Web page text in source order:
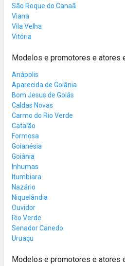
São Roque do Canaã
Viana
Vila Velha
Vitória
Modelos e promotores e atores
Anápolis
Aparecida de Goiânia
Bom Jesus de Goiás
Caldas Novas
Carmo do Rio Verde
Catalão
Formosa
Goianésia
Goiânia
Inhumas
Itumbiara
Nazário
Niquelândia
Ouvidor
Rio Verde
Senador Canedo
Uruaçu
Modelos e promotores e atores